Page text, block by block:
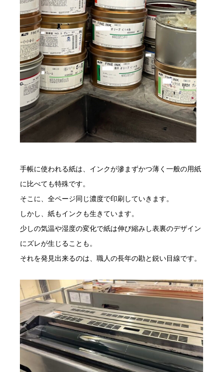
手帳に使われる紙は、インクが滲まずかつ薄く一般の用紙
に比べても特殊です。
そこに、全ページ同じ濃度で印刷していきます。
しかし、紙もインクも生きています。
少しの気温や湿度の変化で紙は伸び縮みし表裏のデザイン
にズレが生じることも。
それを発見出来るのは、職人の長年の勘と鋭い目線です。